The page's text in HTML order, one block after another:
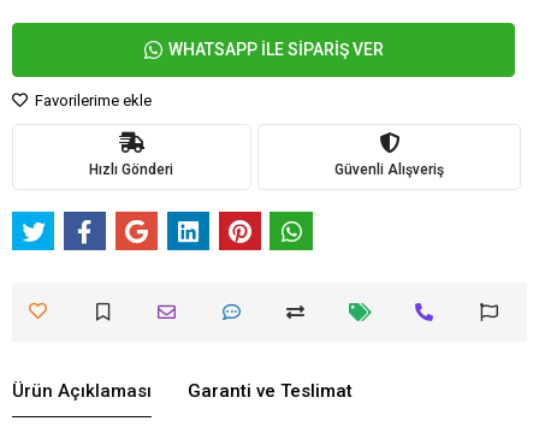
WHATSAPP İLE SİPARİŞ VER
Favorilerime ekle
Hızlı Gönderi Güvenli Alışveriş
Ürün Açıklaması Garanti ve Teslimat